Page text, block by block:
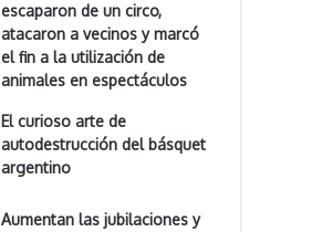
escaparon de un circo,
atacaron a vecinos y marcó
el fin a la utilización de
animales en espectáculos
El curioso arte de
autodestrucción del básquet
argentino
Aumentan las jubilaciones y